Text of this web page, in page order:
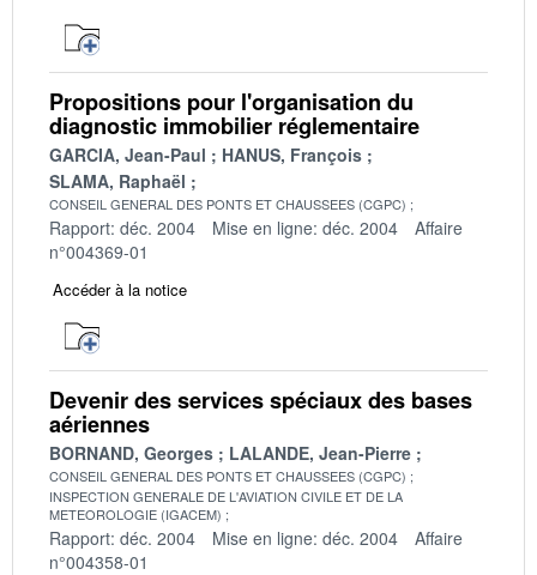
Propositions pour l'organisation du
diagnostic immobilier réglementaire
GARCIA, Jean-Paul
HANUS, François
SLAMA, Raphaël
CONSEIL GENERAL DES PONTS ET CHAUSSEES (CGPC)
Rapport: déc. 2004 Mise en ligne: déc. 2004
Affaire
n°004369-01
Accéder à la notice
Devenir des services spéciaux des bases
aériennes
BORNAND, Georges LALANDE, Jean-Pierre
CONSEIL GENERAL DES PONTS ET CHAUSSEES (CGPC)
INSPECTION GENERALE DE L'AVIATION CIVILE ET DE LA
METEOROLOGIE (IGACEM)
Rapport: déc. 2004 Mise en ligne: déc. 2004
Affaire
n°004358-01